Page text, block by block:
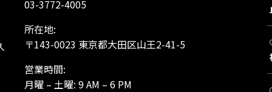
03-3772-4005
所在地:
〒143-0023 東京都大田区山王2-41-5
営業時間:
月曜 – 土曜: 9 AM – 6 PM